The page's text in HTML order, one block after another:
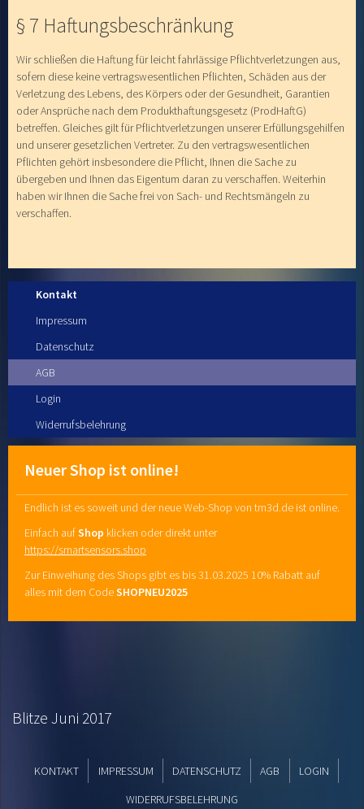
§ 7 Haftungsbeschränkung
Wir schließen die Haftung für leicht fahrlässige Pflichtverletzungen aus,
sofern diese keine vertragswesentlichen Pflichten, Schäden aus der
Verletzung des Lebens, des Körpers oder der Gesundheit, Garantien
oder Ansprüche nach dem Produkthaftungsgesetz (ProdHaftG)
betreffen. Gleiches gilt für Pflichtverletzungen unserer Erfüllungsgehilfen
und unserer gesetzlichen Vertreter. Zu den vertragswesentlichen
Pflichten gehört insbesondere die Pflicht, Ihnen die Sache zu
übergeben und Ihnen das Eigentum daran zu verschaffen. Weiterhin
haben wir Ihnen die Sache frei von Sach- und Rechtsmängeln zu
verschaffen.
Kontakt
Impressum
Datenschutz
AGB
Login
Widerrufsbelehrung
Neuer Shop ist online!
Endlich ist es soweit und der neue Web-Shop von tm3d.de ist online.
Einfach aufShop klicken oder direkt unter
https://smartsensors.shop
Zur Einweihung des Shops gibt es bis 31.03.2025 10% Rabatt auf
alles mit dem CodeSHOPNEU2025
Blitze Juni 2017
KONTAKT IMPRESSUM DATENSCHUTZ AGB
LOGIN
WIDERRUFSBELEHRUNG